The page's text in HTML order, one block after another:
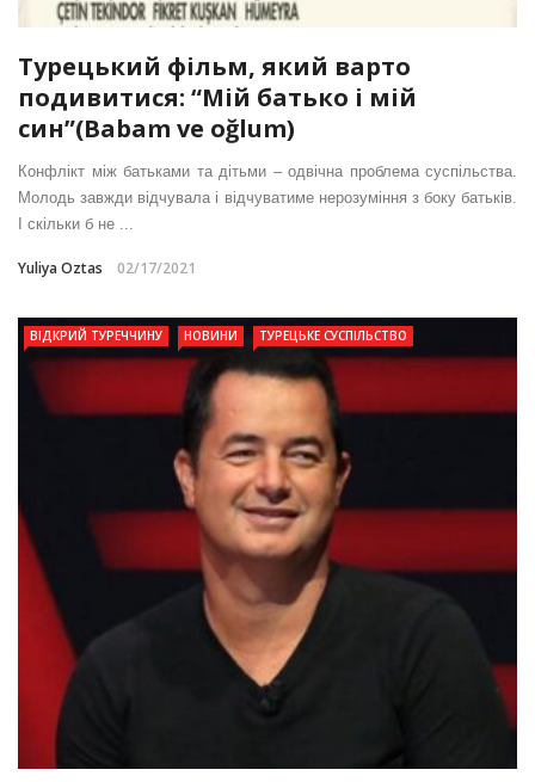
Турецький фільм, який варто
подивитися: “Мій батько і мій
син”(Babam ve oğlum)
Конфлікт між батьками та дітьми – одвічна проблема суспільства.
Молодь завжди відчувала і відчуватиме нерозуміння з боку батьків.
І скільки б не ...
Yuliya Oztas 02/17/2021
ВІДКРИЙ ТУРЕЧЧИНУ НОВИНИ ТУРЕЦЬКЕ СУСПІЛЬСТВО